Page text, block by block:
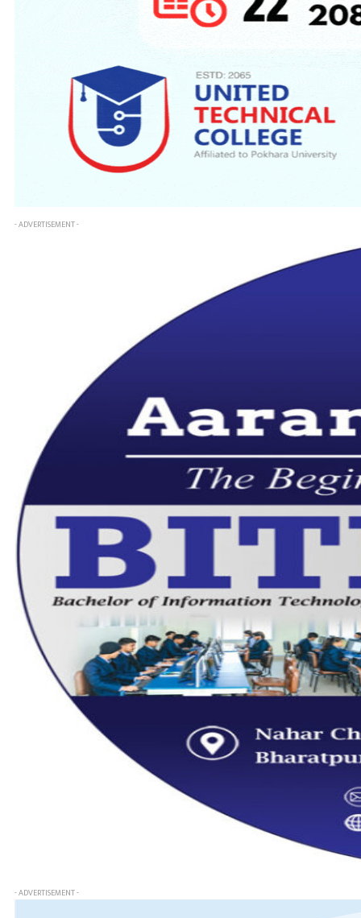
- ADVERTISEMENT -
- ADVERTISEMENT -